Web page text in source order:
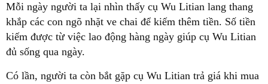
Mỗi ngày người ta lại nhìn thấy cụ Wu Litian lang thang
khắp các con ngõ nhặt ve chai để kiếm thêm tiền. Số tiền
kiếm được từ việc lao động hàng ngày giúp cụ Wu Litian
đủ sống qua ngày.
Có lần, người ta còn bắt gặp cụ Wu Litian trả giá khi mua